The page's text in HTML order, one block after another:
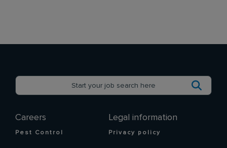
Careers
Pest Control
Legal information
Privacy policy